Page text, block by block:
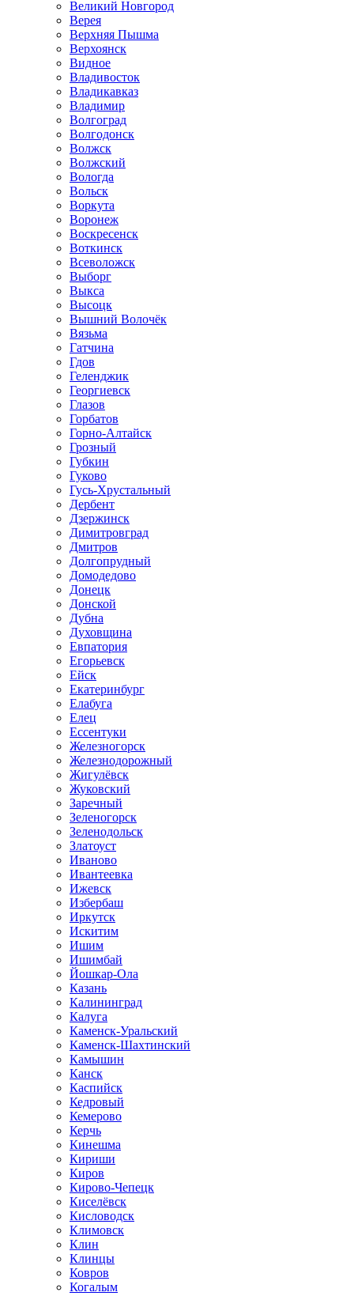
Великий Новгород
Верея
Верхняя Пышма
Верхоянск
Видное
Владивосток
Владикавказ
Владимир
Волгоград
Волгодонск
Волжск
Волжский
Вологда
Вольск
Воркута
Воронеж
Воскресенск
Воткинск
Всеволожск
Выборг
Выкса
Высоцк
Вышний Волочёк
Вязьма
Гатчина
Гдов
Геленджик
Георгиевск
Глазов
Горбатов
Горно-Алтайск
Грозный
Губкин
Гуково
Гусь-Хрустальный
Дербент
Дзержинск
Димитровград
Дмитров
Долгопрудный
Домодедово
Донецк
Донской
Дубна
Духовщина
Евпатория
Егорьевск
Ейск
Екатеринбург
Елабуга
Елец
Ессентуки
Железногорск
Железнодорожный
Жигулёвск
Жуковский
Заречный
Зеленогорск
Зеленодольск
Златоуст
Иваново
Ивантеевка
Ижевск
Избербаш
Иркутск
Искитим
Ишим
Ишимбай
Йошкар-Ола
Казань
Калининград
Калуга
Каменск-Уральский
Каменск-Шахтинский
Камышин
Канск
Каспийск
Кедровый
Кемерово
Керчь
Кинешма
Кириши
Киров
Кирово-Чепецк
Киселёвск
Кисловодск
Климовск
Клин
Клинцы
Ковров
Когалым